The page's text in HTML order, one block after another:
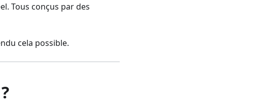
Tous conçus par des
cela possible.